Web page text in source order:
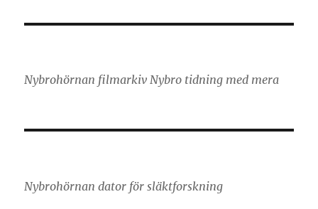
Nybrohörnan filmarkiv Nybro tidning med mera
Nybrohörnan dator för släktforskning